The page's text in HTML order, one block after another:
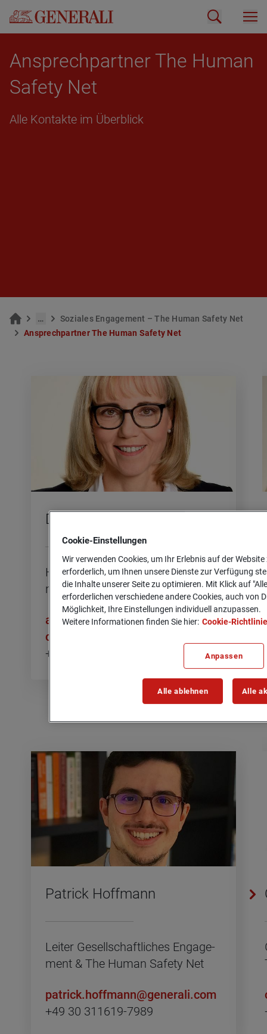
An­sprech­part­ner The Human
Safe­ty Net
Alle Kon­tak­te im Über­blick
…
So­zia­les En­ga­ge­ment – The Human Safe­ty Net
An­sprech­part­ner The Human Safe­ty Net
Dr. An­drea Tim­mes­feld
Head of Pu­blic Af­fairs & Com­mu­
ni­ty En­ga­ge­ment
an­drea.​timmesfeld@​generali.​
com
+49 30 311619-7979
Pa­trick Hoff­mann
Lei­ter Ge­sell­schaft­li­ches En­ga­ge­
ment & The Human Safe­ty Net
pa­trick.​hoffmann@​generali.​com
+49 30 311619-7989
Cookie-­Einstellungen
Wir verwenden Cookies, um Ihr Erlebnis auf der
erforderlich, um Ihnen unsere Dienste zur Verfügung
die Inhalte unserer Seite zu optimieren. Mit Klick auf
erforderlichen verschiedene andere Cookies, auch von
Möglichkeit, Ihre Einstellungen individuell anzupassen.
Weitere Informationen finden Sie hier: Cookie-Richtlinie
Anpassen
Alle ablehnen Alle